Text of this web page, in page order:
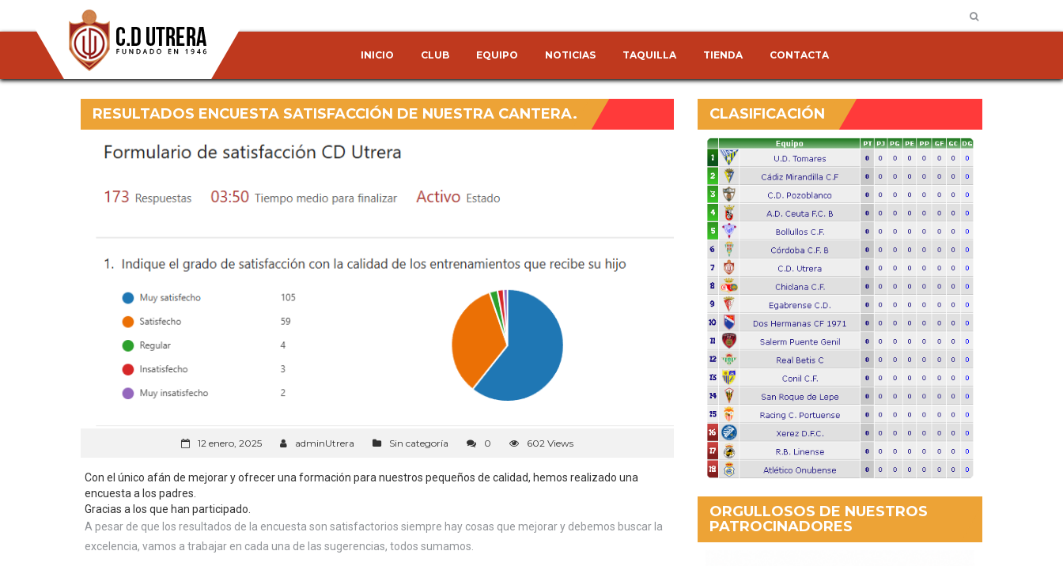
INICIO CLUB EQUIPO NOTICIAS TAQUILLA TIENDA CONTACTA
RESULTADOS ENCUESTA SATISFACCIÓN DE NUESTRA CANTERA.
12 enero, 2025 adminUtrera Sin categoría 0 602 Views
Con el único afán de mejorar y ofrecer una formación para nuestros pequeños de calidad, hemos realizado una
encuesta a los padres.
Gracias a los que han participado.
A pesar de que los resultados de la encuesta son satisfactorios siempre hay cosas que mejorar y debemos buscar la
excelencia, vamos a trabajar en cada una de las sugerencias, todos sumamos.
CLASIFICACIÓN
ORGULLOSOS DE NUESTROS
PATROCINADORES